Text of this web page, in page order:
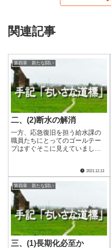
関連記事
第四章 新たな闘い
二、(2)断水の解消
一方、応急復旧を担う給水課の
職員たちにとってのゴールテー
プはすぐそこに見えていまし
となる６戸14名になっていま
われている他の復旧工事と折り
合いを付けながら.....
2021.12.13
第四章 新たな闘い
三、(1)長期化必至か